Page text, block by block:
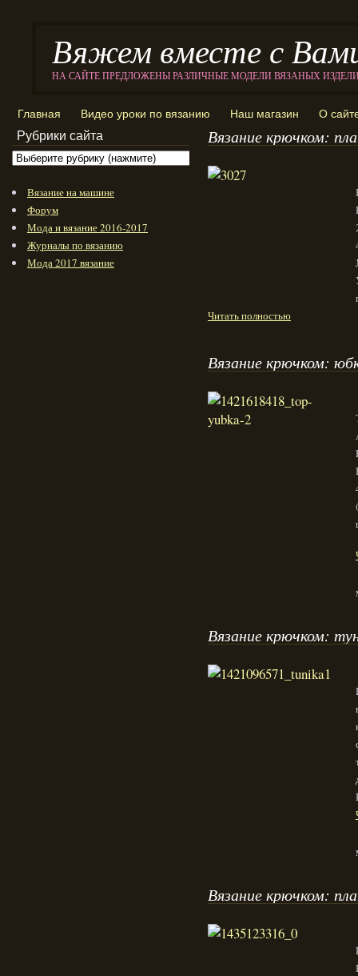
Вяжем вместе с
НА САЙТЕ ПРЕДЛОЖЕНЫ РАЗЛИЧНЫЕ МОДЕЛИ ВЯЗАНЫХ
Главная Видео уроки по вязанию Наш магазин О
Вязание крючком:
Читать полностью
Вязание крючком:
Вязание крючком:
Вязание крючком:
Рубрики сайта
Вязание на машине
Форум
Мода и вязание 2016-2017
Журналы по вязанию
Мода 2017 вязание